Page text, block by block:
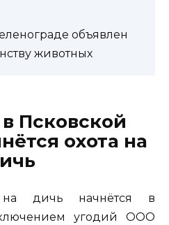
объявлен
животных
Псковской
охота на
дичь начнётся в
угодий ООО